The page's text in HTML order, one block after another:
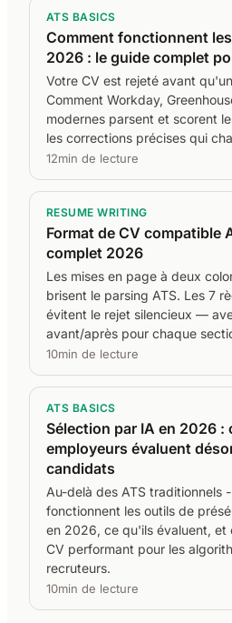
ATS BASICS
Comment fonctionnent
2026 : le guide complet
Votre CV est rejeté avant
Comment Workday,
modernes parsent et scorent
les corrections précises qui
12min de lecture
RESUME WRITING
Format de CV compatible
complet 2026
Les mises en page à deux
brisent le parsing ATS. Les 7
évitent le rejet silencieux —
avant/après pour chaque
10min de lecture
ATS BASICS
Sélection par IA en 2026 :
employeurs évaluent
candidats
Au-delà des ATS traditionnels
fonctionnent les outils de
en 2026, ce qu'ils évaluent, et
CV performant pour les
recruteurs.
10min de lecture